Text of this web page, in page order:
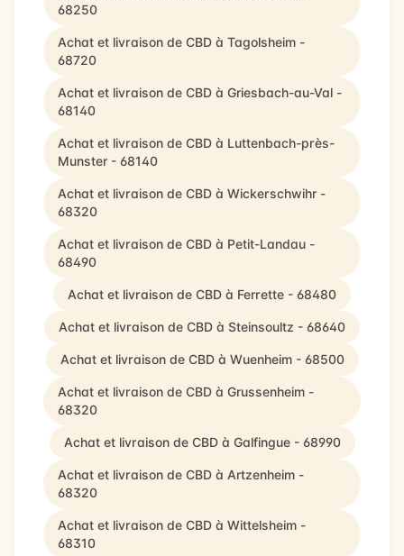
68250
Achat et livraison de CBD à Tagolsheim -
68720
Achat et livraison de CBD à Griesbach-au-Val -
68140
Achat et livraison de CBD à Luttenbach-près-
Munster - 68140
Achat et livraison de CBD à Wickerschwihr -
68320
Achat et livraison de CBD à Petit-Landau -
68490
Achat et livraison de CBD à Ferrette - 68480
Achat et livraison de CBD à Steinsoultz - 68640
Achat et livraison de CBD à Wuenheim - 68500
Achat et livraison de CBD à Grussenheim -
68320
Achat et livraison de CBD à Galfingue - 68990
Achat et livraison de CBD à Artzenheim -
68320
Achat et livraison de CBD à Wittelsheim -
68310